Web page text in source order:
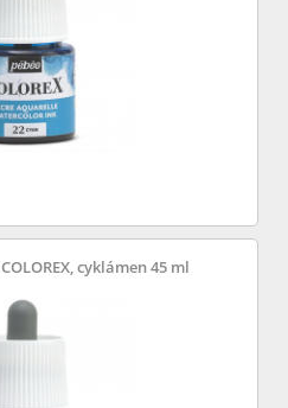
cyklámen 45 ml